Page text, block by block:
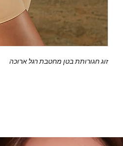
זוג חגורותת בטן מחטבת רגל ארוכה